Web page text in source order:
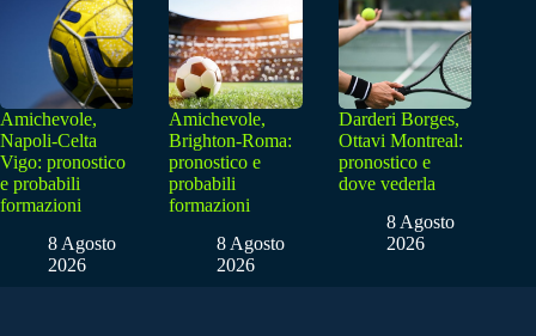
Amichevole,
Napoli-Celta
Vigo: pronostico
e probabili
formazioni
8 Agosto
2026
Amichevole,
Brighton-Roma:
pronostico e
probabili
formazioni
8 Agosto
2026
Darderi Borges,
Ottavi Montreal:
pronostico e
dove vederla
8 Agosto
2026